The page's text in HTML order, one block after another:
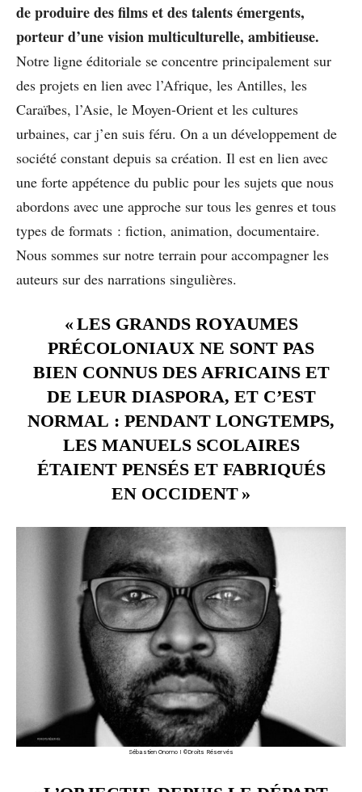
de produire des films et des talents émergents,
porteur d’une vision multiculturelle, ambitieuse.
Notre ligne éditoriale se concentre principalement sur
des projets en lien avec l’Afrique, les Antilles, les
Caraïbes, l’Asie, le Moyen-Orient et les cultures
urbaines, car j’en suis féru. On a un développement de
société constant depuis sa création. Il est en lien avec
une forte appétence du public pour les sujets que nous
abordons avec une approche sur tous les genres et tous
types de formats : fiction, animation, documentaire.
Nous sommes sur notre terrain pour accompagner les
auteurs sur des narrations singulières.
« LES GRANDS ROYAUMES
PRÉCOLONIAUX NE SONT PAS
BIEN CONNUS DES AFRICAINS ET
DE LEUR DIASPORA, ET C’EST
NORMAL : PENDANT LONGTEMPS,
LES MANUELS SCOLAIRES
ÉTAIENT PENSÉS ET FABRIQUÉS
EN OCCIDENT »
Sébastien Onomo I ©Droits Réservés